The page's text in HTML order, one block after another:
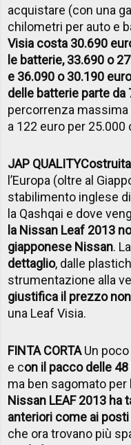
acquistare (con una
chilometri per auto e
Visia costa 30.690
le batterie, 33.690 o
e 36.090 o 30.190
delle batterie parte da
percorrenza massima
a 122 euro per
JAP QUALITY
l’Europa (oltre al
stabilimento inglese
la Qashqai e dove
la Nissan Leaf 2013
giapponese Nissan.
dettaglio, dalle
strumentazione alla
giustifica il prezzo
una Leaf Visia.
FINTA CORTAUn
e con il pacco delle
ma ben sagomato
Nissan LEAF 2013 ha
anteriori come ai
che ora trovano più